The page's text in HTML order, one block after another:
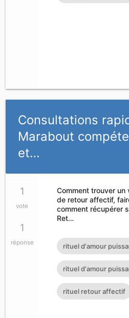
Consultations
Marabout
et…
1
vote
1
réponse
Comment trouver un
de retour affectif,
comment récupérer
Ret…
rituel d'amour
rituel d'amour
rituel retour affectif